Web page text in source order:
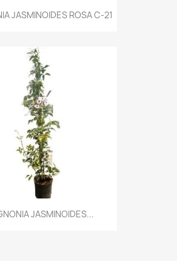
JASMINOIDES ROSA C-21
JASMINOIDES...